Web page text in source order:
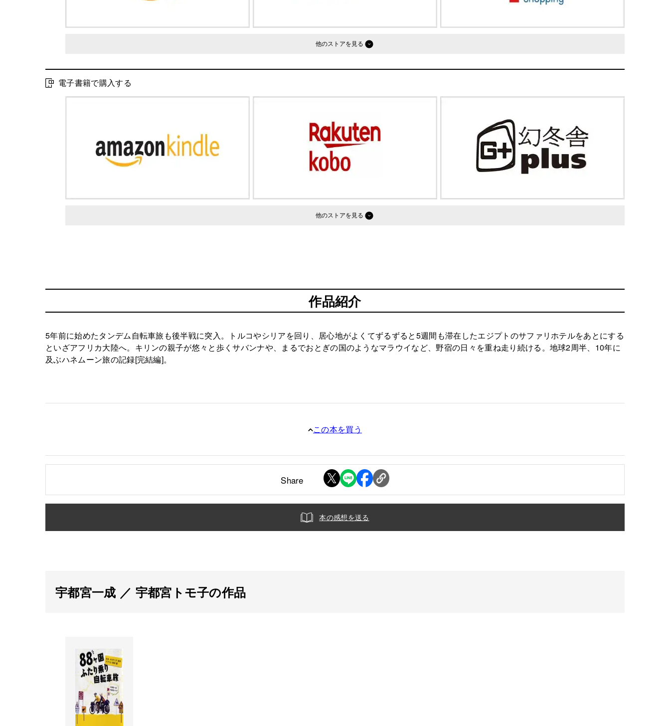
他のストア
電子書籍で購入する
他のストア
作品紹介
5年前に始めたタンデム自転車旅も後半戦に突入。トルコやシリアを回り、居心地がよくてずるずると5週間も滞在したエジプトのサファリホテルをあとにする
といざアフリカ大陸へ。キリンの親子が悠々と歩くサバンナや、まるでおとぎの国のようなマラウイなど、野宿の日々を重ね走り続ける。地球2周半、10年に
及ぶハネムーン旅の記録[完結編]。
この本を買う
Share
本の感想を送る
宇都宮一成 ／ 宇都宮トモ子の作品